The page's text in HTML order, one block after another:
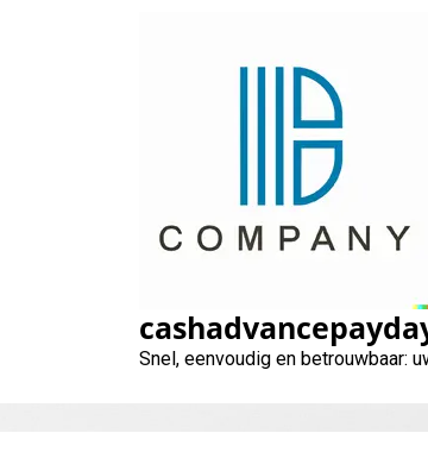
Snel, eenvoudig en betrouwbaar: